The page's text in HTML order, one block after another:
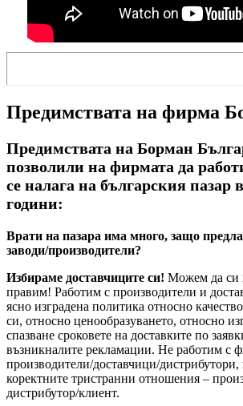
Предимствата на фирма
Предимствата на Борман
позволили на фирмата да
се налага на българския пазар
години:
Врати на пазара има много, защо
заводи/производители?
Избираме доставчиците си! Можем да си
правим! Работим с производители и
ясно изградена политика относно
си, относно ценообразуването, относно
спазване сроковете на доставките по
възникналите рекламации. Не работим с
производители/доставчици/
коректните тристранни отношения –
дистрибутор/клиент.